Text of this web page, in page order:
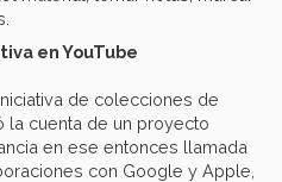
en YouTube
de colecciones de
la cuenta de un proyecto
en ese entonces llamada
con Google y Apple,